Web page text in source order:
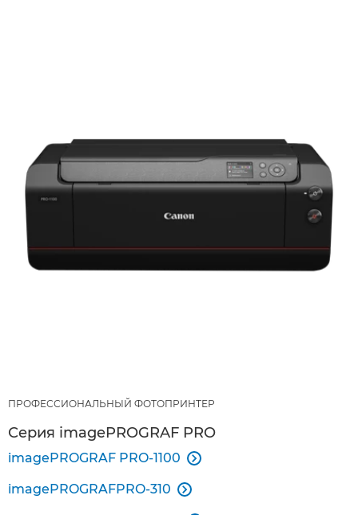
ПРОФЕССИОНАЛЬНЫЙ ФОТОПРИНТЕР
Серия imagePROGRAF PRO
imagePROGRAF PRO-1100 
imagePROGRAFPRO-310 